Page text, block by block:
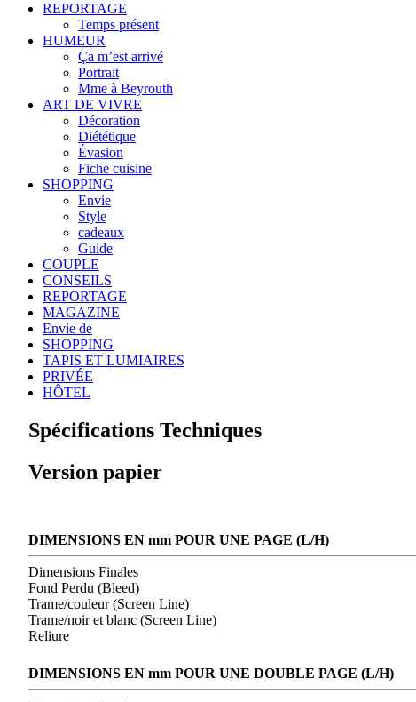
REPORTAGE
Temps présent
HUMEUR
Ça m’est arrivé
Portrait
Mme à Beyrouth
ART DE VIVRE
Décoration
Diététique
Évasion
Fiche cuisine
SHOPPING
Envie
Style
cadeaux
Guide
COUPLE
CONSEILS
REPORTAGE
MAGAZINE
Envie de
SHOPPING
TAPIS ET LUMIAIRES
PRIVÉE
HÔTEL
Spécifications Techniques
Version papier
DIMENSIONS EN mm POUR UNE PAGE (L/H)
Dimensions Finales
Fond Perdu (Bleed)
Trame/couleur (Screen Line)
Trame/noir et blanc (Screen Line)
Reliure
DIMENSIONS EN mm POUR UNE DOUBLE PAGE (L/H)